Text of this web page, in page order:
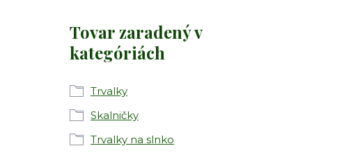
Tovar zaradený v
kategóriách
Trvalky
Skalničky
Trvalky na slnko